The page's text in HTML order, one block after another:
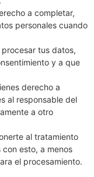
a completar,
personales cuando
tus datos,
y a que
derecho a
al responsable del
a otro
al tratamiento
esto, a menos
el procesamiento.